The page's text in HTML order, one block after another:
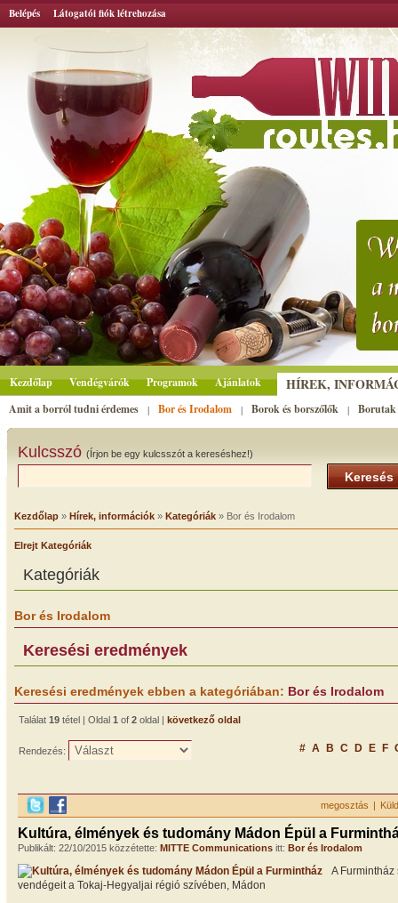
Belépés Látogatói fiók létrehozása
Kezdőlap Vendégvárók Programok Ajánlatok HÍREK,
Amit a borról tudni érdemes | Bor és Irodalom | Borok és borszőlők | Borutak
Kulcsszó (Írjon be egy kulcsszót a kereséshez!)
Keresés
Kezdőlap » Hírek, információk » Kategóriák » Bor és Irodalom
Elrejt Kategóriák
Kategóriák
Bor és Irodalom
Keresési eredmények
Keresési eredmények ebben a kategóriában: Bor és Irodalom
Találat 19 tétel | Oldal 1 of 2 oldal | következő oldal
Rendezés: # A B C D E F
megosztás |
Kultúra, élmények és tudomány Mádon Épül a
Publikált: 22/10/2015 közzétette: MITTE Communications itt: Bor és Irodalom
A
vendégeit a Tokaj-Hegyaljai régió szívében, Mádon